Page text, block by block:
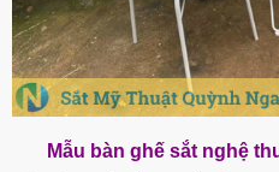
Mẫu bàn ghế sắt nghệ